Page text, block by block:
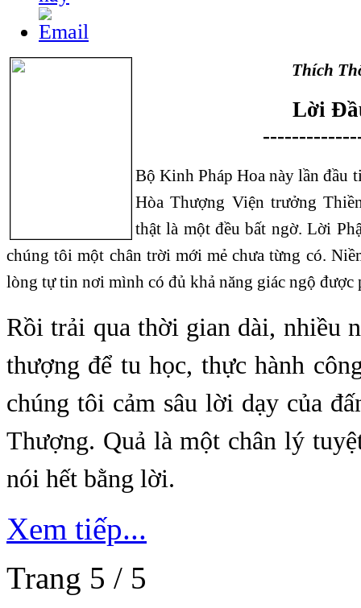
Thích
Lời
Bộ Kinh Pháp Hoa này lần đầu
Hòa Thượng Viện trưởng
thật là một đều bất ngờ. Lời
chúng tôi một chân trời mới mẻ chưa từng có.
lòng tự tin nơi mình có đủ khả năng giác ngộ được
Rồi trải qua thời gian dài, nhiều
thượng để tu học, thực hành
chúng tôi cảm sâu lời dạy của
Thượng. Quả là một chân lý
nói hết bằng lời.
Xem tiếp...
Trang 5 / 5